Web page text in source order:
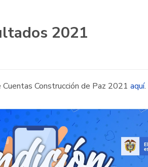
2021
Cuentas Construcción de Paz 2021 aquí.